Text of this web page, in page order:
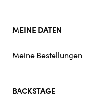
MEINE DATEN
Meine Bestellungen
BACKSTAGE